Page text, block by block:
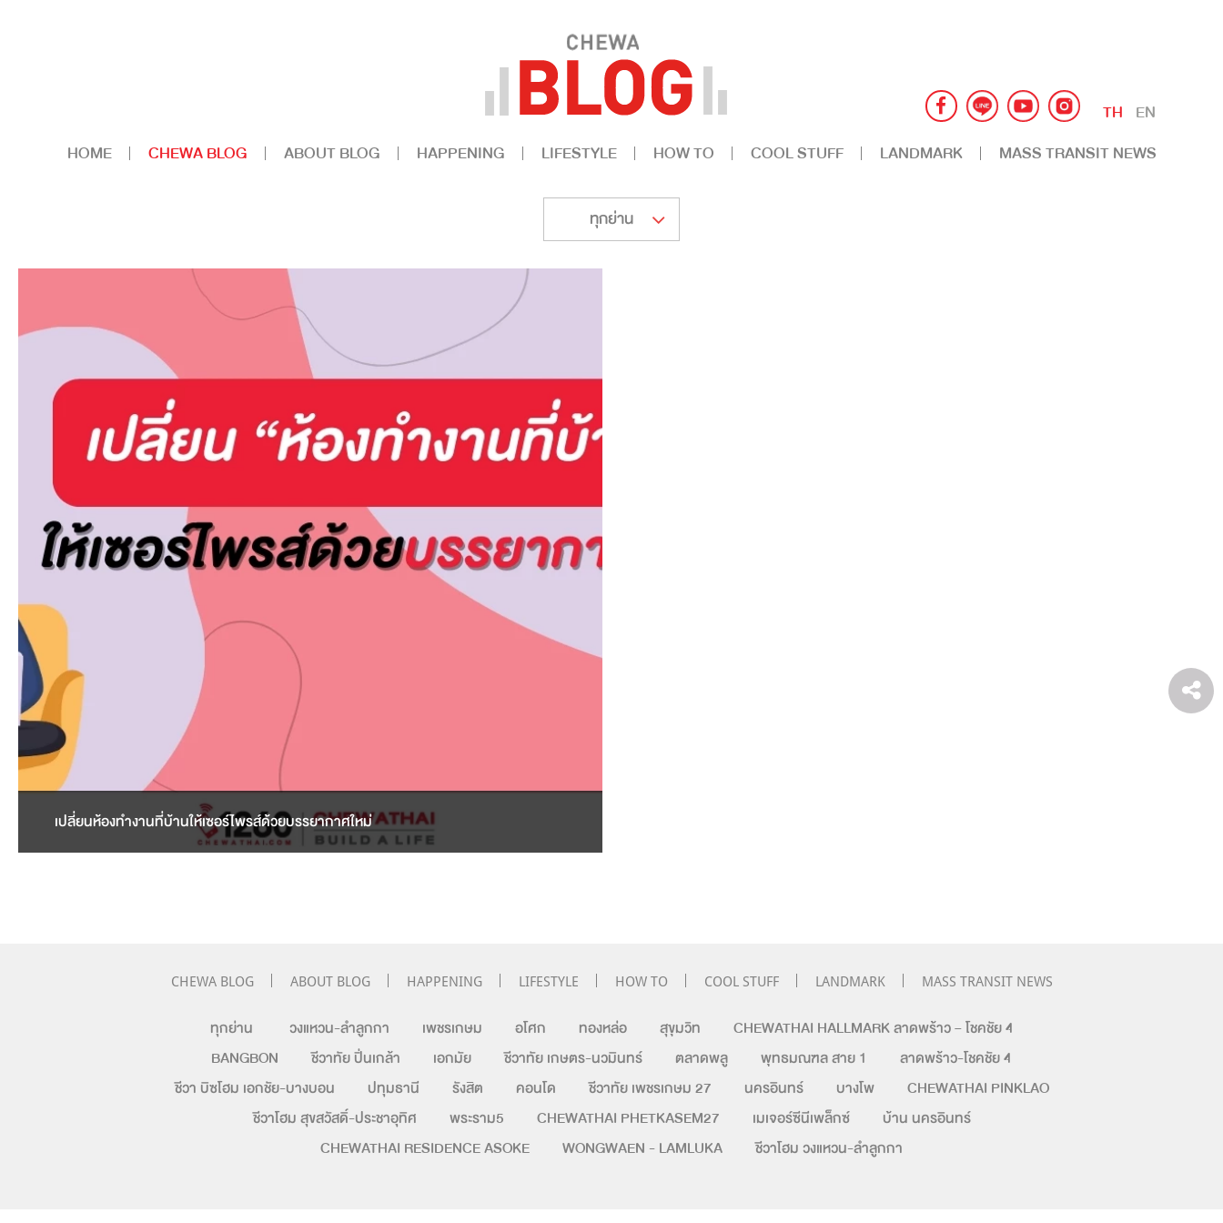
TH EN
HOME
CHEWA BLOG ABOUT BLOG HAPPENING LIFESTYLE HOW TO COOL STUFF LANDMARK MASS TRANSIT NEWS
ทุกย่าน
เปลี่ยนห้องทำงานที่บ้านให้เซอร์ไพรส์ด้วยบรรยากาศใหม่
CHEWA BLOG ABOUT BLOG HAPPENING LIFESTYLE HOW TO COOL STUFF LANDMARK MASS TRANSIT NEWS
ทุกย่าน วงแหวน-ลำลูกกา เพชรเกษม อโศก ทองหล่อ สุขุมวิท
CHEWATHAI HALLMARK ลาดพร้าว – โชคชัย 4
BANGBON
ชีวาทัย ปิ่นเกล้า เอกมัย ชีวาทัย เกษตร-นวมินทร์ ตลาดพลู พุทธมณฑล สาย 1
ลาดพร้าว-โชคชัย 4
ชีวา บิซโฮม เอกชัย-บางบอน
ปทุมธานี รังสิต คอนโด ชีวาทัย เพชรเกษม 27 นครอินทร์ บางโพ
CHEWATHAI PINKLAO
ชีวาโฮม สุขสวัสดิ์-ประชาอุทิศ
พระราม5 CHEWATHAI PHETKASEM27 เมเจอร์ซีนีเพล็กซ์
บ้าน นครอินทร์
CHEWATHAI RESIDENCE ASOKE
WONGWAEN - LAMLUKA ชีวาโฮม วงแหวน-ลำลูกกา